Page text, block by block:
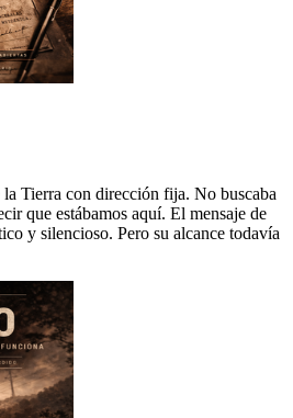
Tierra con dirección fija. No buscaba
que estábamos aquí. El mensaje de
y silencioso. Pero su alcance todavía